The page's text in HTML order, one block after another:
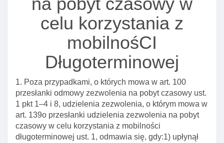
celu korzystania z
mobilnośCI
Długoterminowej
1. Poza przypadkami, o których mowa w art. 100
przesłanki odmowy zezwolenia na pobyt czasowy ust.
1 pkt 1–4 i 8, udzielenia zezwolenia, o którym mowa w
art. 139o przesłanki udzielenia zezwolenia na pobyt
czasowy w celu korzystania z mobilności
długoterminowej ust. 1, odmawia się, gdy:1) upłynął
celu wykonywania pracy w zawodzie
wymagającym wysokich kwalifikacji
Art. 132. Inne przesłanki odmowy zezwolenia na
Art. 133. Przesłanki cofnięcia zezwolenia na pobyt
czasowy w celu wykonywania pracy w zawodzie
wymagającym wysokich kwalifikacji
Art. 134. Obowiązek informowania o utracie pracy
w zawodzie wymagającym wysokich kwalifikacji
Art. 135. Zmiana zezwolenia na pobyt czasowy w
celu wykonywania pracy w zawodzie